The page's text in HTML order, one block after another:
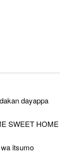
dayappa
SWEET HOME
itsumo